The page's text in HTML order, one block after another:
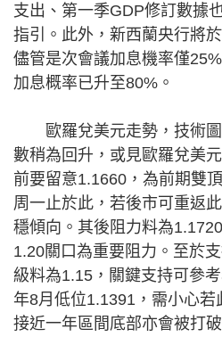
支出、第一季GDP修訂數據
指引。此外，新西蘭央行將
儘管是次會議加息機率僅
加息概率已升至80%。
歐羅兌美元走勢，技術圖
數稍為回升，或見歐羅兌美
前要留意1.1660，為前期雙
周一止於此，若後市可重返
穩傾向。其後阻力料為
1.20關口為重要阻力。至於
級料為1.15，關鍵支持可參
年8月低位1.1391，需小心
接近一年區間底部亦會被打